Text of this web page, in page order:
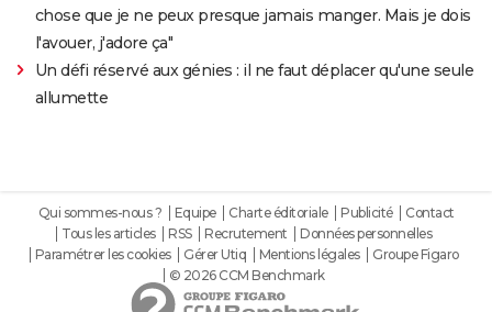
chose que je ne peux presque jamais manger. Mais je dois
l'avouer, j'adore ça"
Un défi réservé aux génies : il ne faut déplacer qu'une seule
allumette
Qui sommes-nous ? Equipe Charte éditoriale Publicité
Contact
Tous les articles
RSS Recrutement
Données personnelles
Paramétrer les cookies
Gérer Utiq Mentions légales
Groupe Figaro
© 2026 CCM Benchmark